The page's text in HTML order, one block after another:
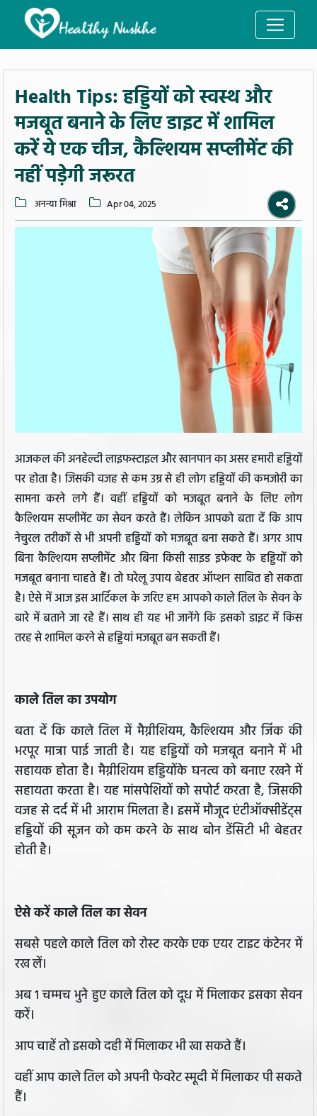
Health Tips: हड्डियों को स्वस्थ और
मजबूत बनाने के लिए डाइट में शामिल
करें ये एक चीज, कैल्शियम सप्लीमेंट की
नहीं पड़ेगी जरूरत
अनन्या मिश्रा Apr 04, 2025
आजकल की अनहेल्दी लाइफस्टाइल और खानपान का असर हमारी हड्डियों
पर होता है। जिसकी वजह से कम उम्र से ही लोग हड्डियों की कमजोरी का
सामना करने लगे हैं। वहीं हड्डियों को मजबूत बनाने के लिए लोग
कैल्शियम सप्लीमेंट का सेवन करते हैं। लेकिन आपको बता दें कि आप
नेचुरल तरीकों से भी अपनी हड्डियों को मजबूत बना सकते हैं। अगर आप
बिना कैल्शियम सप्लीमेंट और बिना किसी साइड इफेक्ट के हड्डियों को
मजबूत बनाना चाहते हैं। तो घरेलू उपाय बेहतर ऑप्शन साबित हो सकता
है। ऐसे में आज इस आर्टिकल के जरिए हम आपको काले तिल के सेवन के
बारे में बताने जा रहे हैं। साथ ही यह भी जानेंगे कि इसको डाइट में किस
तरह से शामिल करने से हड्डियां मजबूत बन सकती हैं।
काले तिल का उपयोग
बता दें कि काले तिल में मैग्नीशियम, कैल्शियम और जिंक की
भरपूर मात्रा पाई जाती है। यह हड्डियों को मजबूत बनाने में भी
सहायक होता है। मैग्नीशियम हड्डियोंके घनत्व को बनाए रखने में
सहायता करता है। यह मांसपेशियों को सपोर्ट करता है, जिसकी
वजह से दर्द में भी आराम मिलता है। इसमें मौजूद एंटीऑक्सीडेंट्स
हड्डियों की सूजन को कम करने के साथ बोन डेंसिटी भी बेहतर
होती है।
ऐसे करें काले तिल का सेवन
सबसे पहले काले तिल को रोस्ट करके एक एयर टाइट कंटेनर में
रख लें।
अब 1 चम्मच भुने हुए काले तिल को दूध में मिलाकर इसका सेवन
करें।
आप चाहें तो इसको दही में मिलाकर भी खा सकते हैं।
वहीं आप काले तिल को अपनी फेवरेट स्मूदी में मिलाकर पी सकते
हैं।